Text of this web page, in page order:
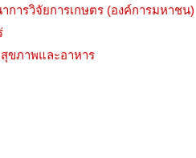
การวิจัยการเกษตร (องค์การมหาชน)
ขภาพและอาหาร